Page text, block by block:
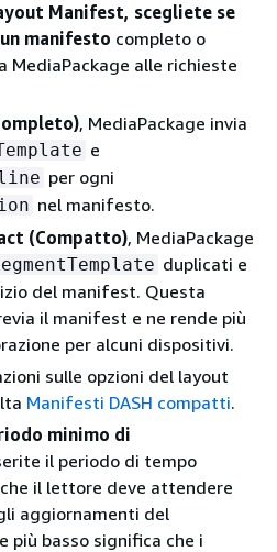
Manifest, scegliete se
manifesto completo o
MediaPackage alle richieste
, MediaPackage invia
e
per ogni
nel manifesto.
(Compatto), MediaPackage
duplicati e
del manifest. Questa
il manifest e ne rende più
per alcuni dispositivi.
sulle opzioni del layout
Manifesti DASH compatti.
minimo di
il periodo di tempo
il lettore deve attendere
aggiornamenti del
più basso significa che i